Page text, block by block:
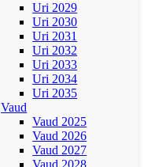
Uri 2029
Uri 2030
Uri 2031
Uri 2032
Uri 2033
Uri 2034
Uri 2035
Vaud
Vaud 2025
Vaud 2026
Vaud 2027
Vaud 2028